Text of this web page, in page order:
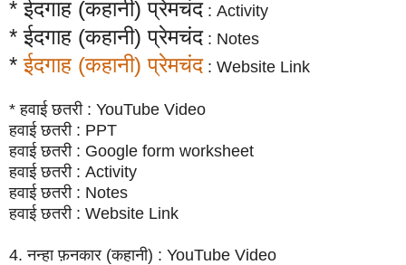
* ईदगाह (कहानी) प्रेमचंद: Activity
* ईदगाह (कहानी) प्रेमचंद: Notes
*ईदगाह (कहानी) प्रेमचंद: Website Link
* हवाई छतरी : YouTube Video
हवाई छतरी : PPT
हवाई छतरी : Google form worksheet
हवाई छतरी : Activity
हवाई छतरी : Notes
हवाई छतरी : Website Link
4. नन्हा फ़नकार (कहानी) : YouTube Video